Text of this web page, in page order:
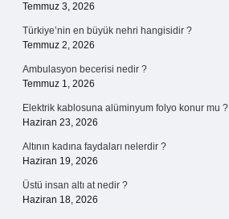
Temmuz 3, 2026
Türkiye’nin en büyük nehri hangisidir ?
Temmuz 2, 2026
Ambulasyon becerisi nedir ?
Temmuz 1, 2026
Elektrik kablosuna alüminyum folyo konur mu ?
Haziran 23, 2026
Altının kadına faydaları nelerdir ?
Haziran 19, 2026
Üstü insan altı at nedir ?
Haziran 18, 2026